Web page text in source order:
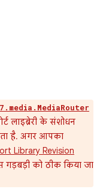
लाइब्रेरी के संशोधन
है. अगर आपका
Library Revision
को ठीक किया जा